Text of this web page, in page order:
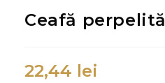
Ceafă perpelită
22,44 lei